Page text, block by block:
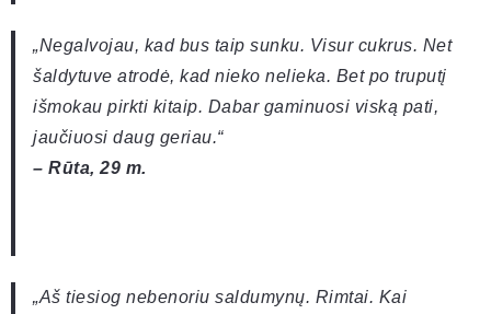
„Negalvojau, kad bus taip sunku. Visur cukrus. Net
šaldytuve atrodė, kad nieko nelieka. Bet po truputį
išmokau pirkti kitaip. Dabar gaminuosi viską pati,
jaučiuosi daug geriau.“
– Rūta, 29 m.
„Aš tiesiog nebenoriu saldumynų. Rimtai. Kai